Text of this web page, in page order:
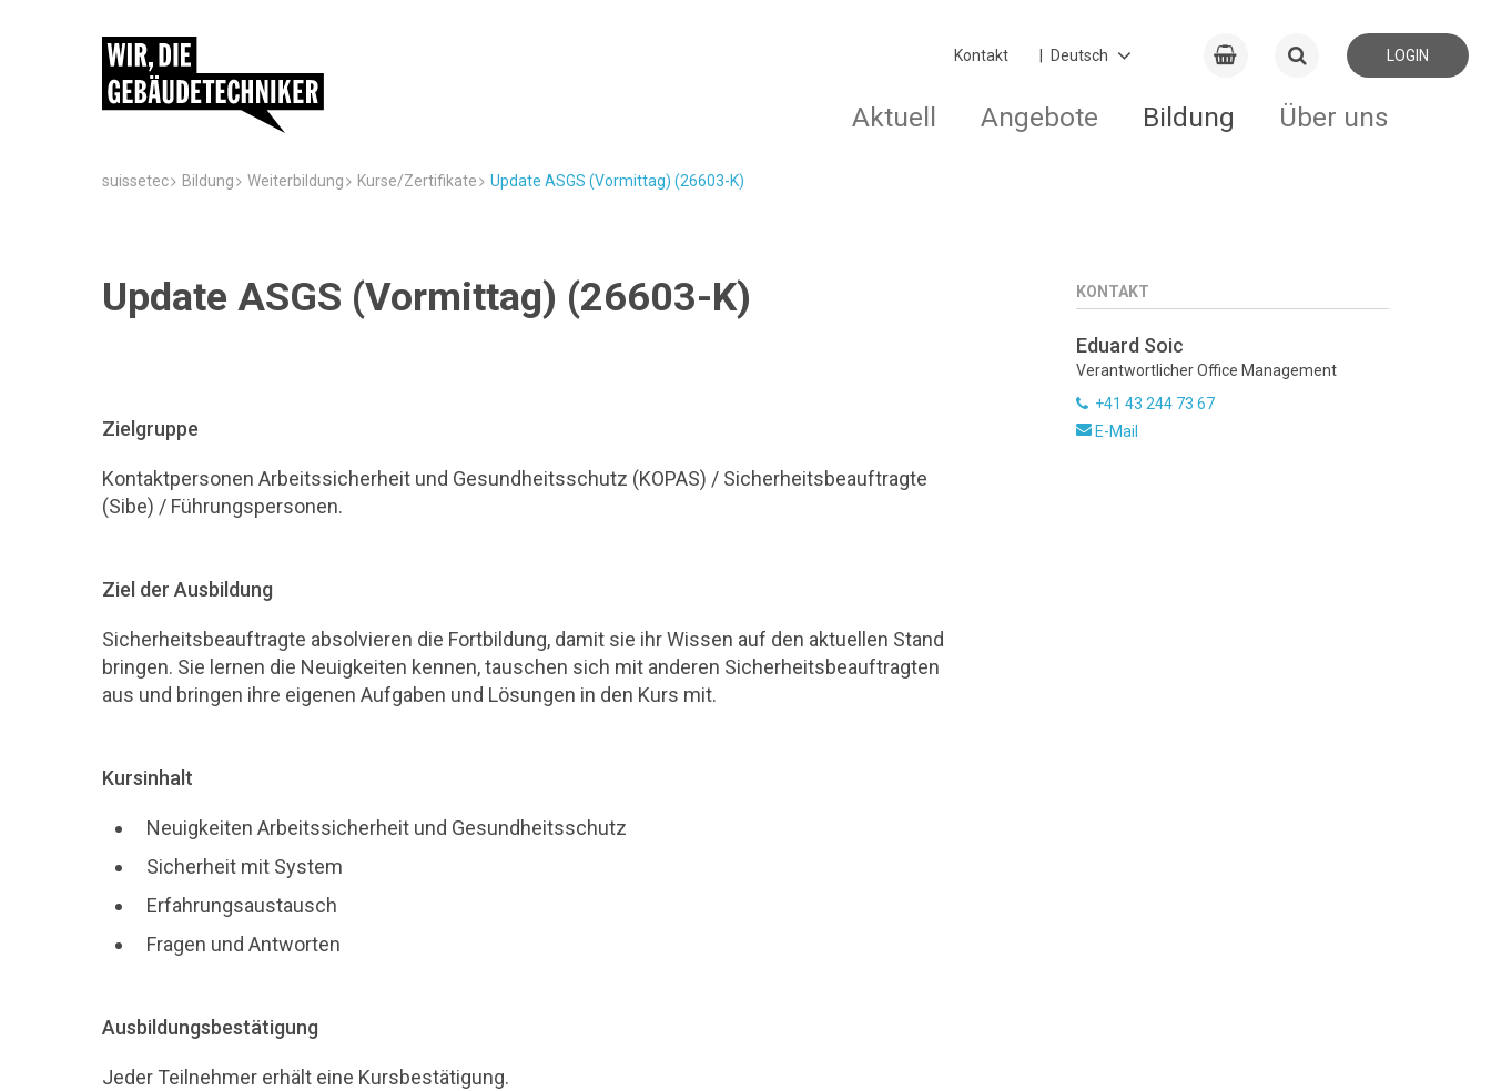
Kontakt LOGIN
Aktuell Angebote Bildung Über uns
suissetec Bildung Weiterbildung Kurse/Zertifikate Update ASGS (Vormittag) (26603-K)
Update ASGS (Vormittag) (26603-K)
Zielgruppe
Kontaktpersonen Arbeitssicherheit und Gesundheitsschutz (KOPAS) / Sicherheitsbeauftragte
(Sibe) / Führungspersonen.
Ziel der Ausbildung
Sicherheitsbeauftragte absolvieren die Fortbildung, damit sie ihr Wissen auf den aktuellen Stand
bringen. Sie lernen die Neuigkeiten kennen, tauschen sich mit anderen Sicherheitsbeauftragten
aus und bringen ihre eigenen Aufgaben und Lösungen in den Kurs mit.
Kursinhalt
Neuigkeiten Arbeitssicherheit und Gesundheitsschutz
Sicherheit mit System
Erfahrungsaustausch
Fragen und Antworten
Ausbildungsbestätigung
Jeder Teilnehmer erhält eine Kursbestätigung.
KONTAKT
Eduard Soic
Verantwortlicher Office Management
+41 43 244 73 67
E-Mail